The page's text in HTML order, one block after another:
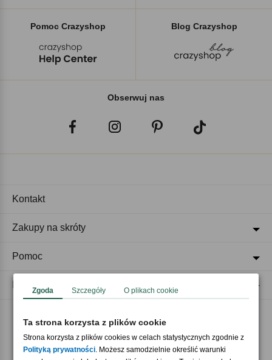
Pomoc Crazyshop Blog Crazyshop
Obserwuj nas
Akceptujemy płatności
Kontakt
Zakupy na skróty
Pomoc
Zgoda Szczegóły O plikach cookie
Ta strona korzysta z plików cookie
Strona korzysta z plików cookies w celach statystycznych zgodnie z
Polityką prywatności. Możesz samodzielnie określić warunki